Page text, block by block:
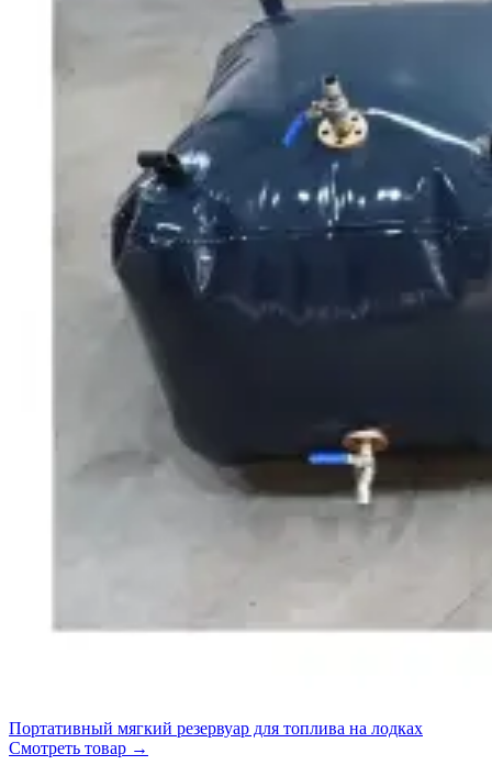
Портативный мягкий резервуар для топлива на лодках
Смотреть товар →